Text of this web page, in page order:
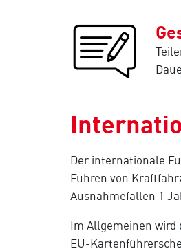
Der internationale
Führen von
Ausnahmefällen 1
Im Allgemeinen
EU-